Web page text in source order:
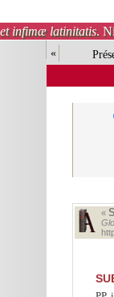
infimæ latinitatis.
«
«